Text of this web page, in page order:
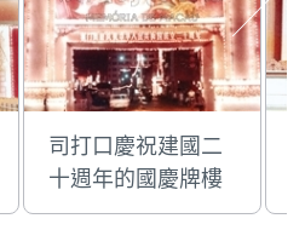
司打口慶祝建國二
十週年的國慶牌樓